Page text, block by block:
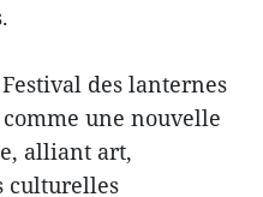
des lanternes
comme une nouvelle
alliant art,
culturelles